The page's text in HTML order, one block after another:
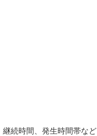
続時間、発生時間帯など